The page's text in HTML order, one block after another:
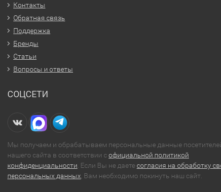
Контакты
Обратная связь
Поддержка
Бренды
Статьи
Вопросы и ответы
СОЦСЕТИ
Мы получаем и обрабатываем персональные данные
нашего сайта в соответствии софициальной политикой
конфиденциальности . Если Вы не даетесогласия на обработку
персональных данных , Вам необходимо покинуть наш сайт.